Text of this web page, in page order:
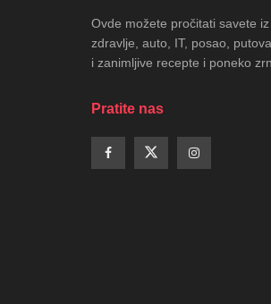
Ovde možete pročitati savete
zdravlje, auto, IT, posao,
i zanimljive recepte i poneko
Pratite nas